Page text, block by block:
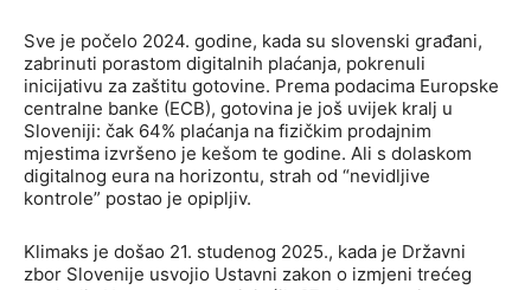
Sve je počelo 2024. godine, kada su slovenski građani,
zabrinuti porastom digitalnih plaćanja, pokrenuli
inicijativu za zaštitu gotovine. Prema podacima Europske
centralne banke (ECB), gotovina je još uvijek kralj u
Sloveniji: čak 64% plaćanja na fizičkim prodajnim
mjestima izvršeno je kešom te godine. Ali s dolaskom
digitalnog eura na horizontu, strah od “nevidljive
kontrole” postao je opipljiv.
Klimaks je došao 21. studenog 2025., kada je Državni
zbor Slovenije usvojio Ustavni zakon o izmjeni trećeg